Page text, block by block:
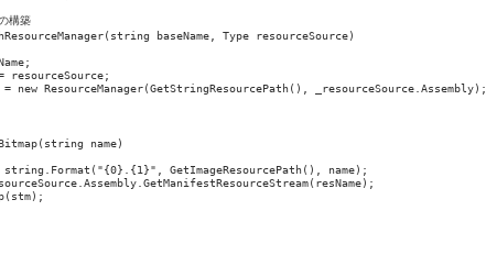
構築
baseName, Type resourceSource)
resourceSource;
new ResourceManager(GetStringResourcePath(), _resourceSource.Assembly);
name)
GetImageResourcePath(), name);